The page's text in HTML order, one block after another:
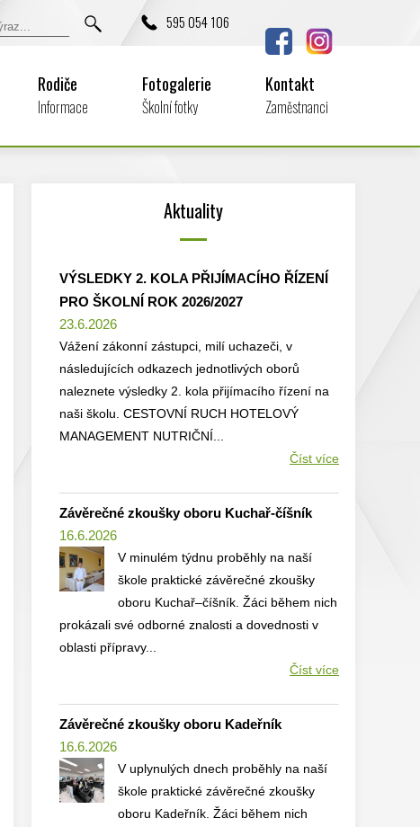
595 054 106
Rodiče
Informace
Fotogalerie
Školní fotky
Kontakt
Zaměstnanci
Aktuality
VÝSLEDKY 2. KOLA PŘIJÍMACÍHO ŘÍZENÍ
PRO ŠKOLNÍ ROK 2026/2027
23.6.2026
Vážení zákonní zástupci, milí uchazeči, v
následujících odkazech jednotlivých oborů
naleznete výsledky 2. kola přijímacího řízení na
naši školu. CESTOVNÍ RUCH HOTELOVÝ
MANAGEMENT NUTRIČNÍ...
Číst více
Závěrečné zkoušky oboru Kuchař-číšník
16.6.2026
V minulém týdnu proběhly na naší
škole praktické závěrečné zkoušky
oboru Kuchař–číšník. Žáci během nich
prokázali své odborné znalosti a dovednosti v
oblasti přípravy...
Číst více
Závěrečné zkoušky oboru Kadeřník
16.6.2026
V uplynulých dnech proběhly na naší
škole praktické závěrečné zkoušky
oboru Kadeřník. Žáci během nich